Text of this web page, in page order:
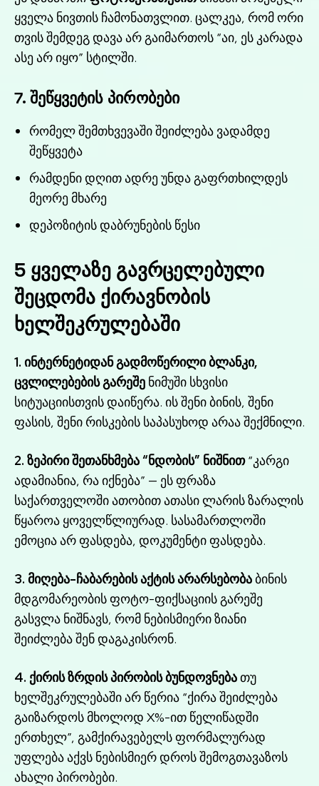
ყველა ნივთის ჩამონათვლით. ცალკეა, რომ ორი
თვის შემდეგ დავა არ გაიმართოს “აი, ეს კარადა
ასე არ იყო” სტილში.
7. შეწყვეტის პირობები
რომელ შემთხვევაში შეიძლება ვადამდე
შეწყვეტა
რამდენი დღით ადრე უნდა გაფრთხილდეს
მეორე მხარე
დეპოზიტის დაბრუნების წესი
5 ყველაზე გავრცელებული
შეცდომა ქირავნობის
ხელშეკრულებაში
1. ინტერნეტიდან გადმოწერილი ბლანკი,
ცვლილებების გარეშე ნიმუში სხვისი
სიტუაციისთვის დაიწერა. ის შენი ბინის, შენი
ფასის, შენი რისკების საპასუხოდ არაა შექმნილი.
2. ზეპირი შეთანხმება “ნდობის” ნიშნით“კარგი
ადამიანია, რა იქნება” — ეს ფრაზა
საქართველოში ათობით ათასი ლარის ზარალის
წყაროა ყოველწლიურად. სასამართლოში
ემოცია არ ფასდება, დოკუმენტი ფასდება.
3. მიღება-ჩაბარების აქტის არარსებობაბინის
მდგომარეობის ფოტო-ფიქსაციის გარეშე
გასვლა ნიშნავს, რომ ნებისმიერი ზიანი
შეიძლება შენ დაგაკისრონ.
4. ქირის ზრდის პირობის ბუნდოვნებათუ
ხელშეკრულებაში არ წერია “ქირა შეიძლება
გაიზარდოს მხოლოდ X%-ით წელიწადში
ერთხელ”, გამქირავებელს ფორმალურად
უფლება აქვს ნებისმიერ დროს შემოგთავაზოს
ახალი პირობები.